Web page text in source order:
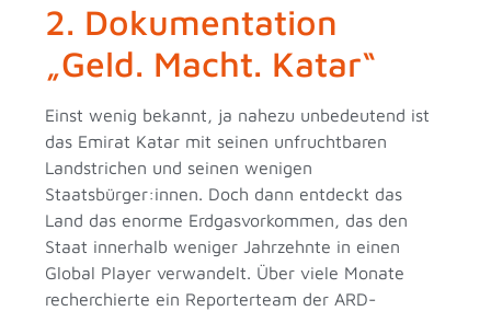
2. Dokumentation
„Geld. Macht. Katar“
Einst wenig bekannt, ja nahezu unbedeutend ist
das Emirat Katar mit seinen unfruchtbaren
Landstrichen und seinen wenigen
Staatsbürger:innen. Doch dann entdeckt das
Land das enorme Erdgasvorkommen, das den
Staat innerhalb weniger Jahrzehnte in einen
Global Player verwandelt. Über viele Monate
recherchierte ein Reporterteam der ARD-